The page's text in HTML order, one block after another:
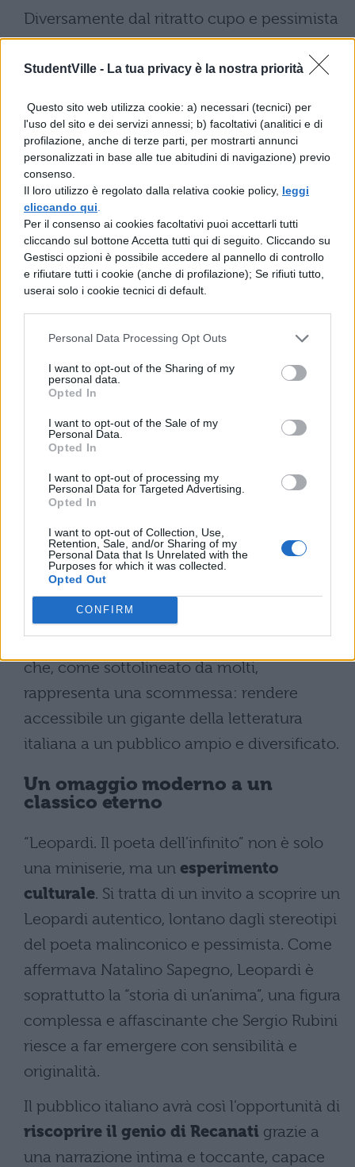
StudentVille - La tua privacy è la nostra priorità
Questo sito web utilizza cookie: a) necessari (tecnici) per
l'uso del sito e dei servizi annessi; b) facoltativi (analitici e di
profilazione, anche di terze parti, per mostrarti annunci
personalizzati in base alle tue abitudini di navigazione) previo
consenso.
Il loro utilizzo è regolato dalla relativa cookie policy, leggi
cliccando qui
Per il consenso ai cookies facoltativi puoi accettarli tutti
cliccando sul bottone Accetta tutti qui di seguito. Cliccando su
Gestisci opzioni è possibile accedere al pannello di controllo
e rifiutare tutti i cookie (anche di profilazione); Se rifiuti tutto,
userai solo i cookie tecnici di default.
Personal Data Processing Opt Outs
I want to opt-out of the Sharing of my
personal data.
Opted In
I want to opt-out of the Sale of my
Personal Data.
Opted In
I want to opt-out of processing my
Personal Data for Targeted Advertising.
Opted In
I want to opt-out of Collection, Use,
Retention, Sale, and/or Sharing of my
Personal Data that Is Unrelated with the
Purposes for which it was collected.
Opted Out
CONFIRM
Diversamente dal ritratto cupo e pessimista
spesso associato al poeta di Recanati,
Rubini mostra un Leopardi capace di
poeta dell’infinito” si propone di colmare le
lacune nella percezione collettiva,
evidenziando il genio intellettuale, l’ironia e
la modernità del pensiero leopardiano.
Cast stellare e dettagli tecnici
Nel ruolo del giovaneprotagonista
vestono i panni dei genitori Monaldo e
Adelaide; Alessandro Preziosi interpreta
Don Carmine, una figura di saggezza e
guida.
Il progetto si avvale di ambientazioni curate
incongruenze storiche. Iltrailer della
miniseriepromette un’esperienza visiva
coinvolgente, unendo l’immediatezza del
mezzo televisivo a un racconto
profondamente culturale, un’operazione
che, come sottolineato da molti,
rappresenta una scommessa: rendere
accessibile un gigante della letteratura
italiana a un pubblico ampio e diversificato.
Un omaggio moderno a un
classico eterno
“Leopardi. Il poeta dell’infinito” non è solo
una miniserie, ma un esperimento
culturale. Si tratta di un invito a scoprire un
Leopardi autentico, lontano dagli stereotipi
del poeta malinconico e pessimista. Come
affermava Natalino Sapegno, Leopardi è
soprattutto la “storia di un’anima”, una figura
complessa e affascinante che Sergio Rubini
riesce a far emergere con sensibilità e
originalità.
Il pubblico italiano avrà così l’opportunità di
riscoprire il genio di Recanati grazie a
una narrazione intima e toccante, capace